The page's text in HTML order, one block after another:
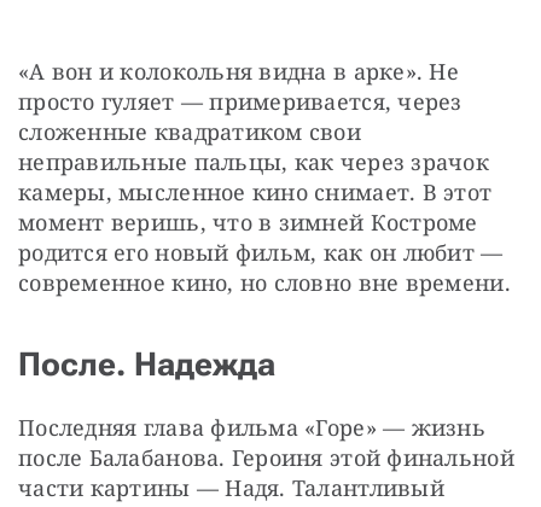
«А вон и колокольня видна в арке». Не
просто гуляет — примеривается, через
сложенные квадратиком свои
неправильные пальцы, как через зрачок
камеры, мысленное кино снимает. В этот
момент веришь, что в зимней Костроме
родится его новый фильм, как он любит —
современное кино, но словно вне времени.
После. Надежда
Последняя глава фильма «Горе» — жизнь
после Балабанова. Героиня этой финальной
части картины — Надя. Талантливый